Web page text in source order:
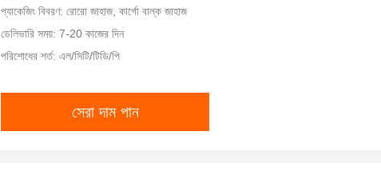
প্যাকেজিং বিবরণ: রোরো জাহাজ, কার্গো বাল্ক জাহাজ
ডেলিভারি সময়: 7-20 কাজের দিন
পরিশোধের শর্ত: এল/সিটি/টিডি/পি
সেরা দাম পান